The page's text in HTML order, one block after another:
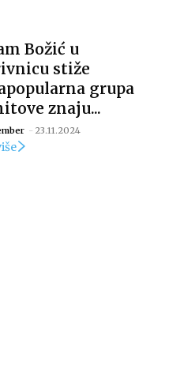
Božić u
stiže
grupa
znaju...
- 23.11.2024